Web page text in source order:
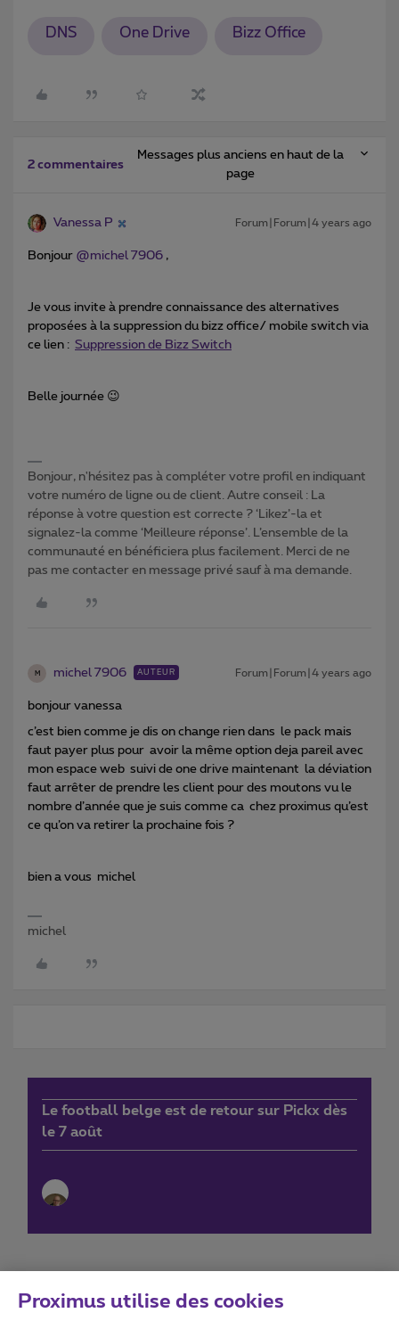
DNS One Drive Bizz Office
2 commentaires
Messages plus anciens en haut de la
page
Vanessa P Forum|Forum|4 years ago
Bonjour @michel 7906 ,
Je vous invite à prendre connaissance des alternatives
proposées à la suppression du bizz office/ mobile switch via
ce lien : Suppression de Bizz Switch
Belle journée 😉
Bonjour, n'hésitez pas à compléter votre profil en indiquant
votre numéro de ligne ou de client. Autre conseil : La
réponse à votre question est correcte ? ‘Likez’-la et
signalez-la comme ‘Meilleure réponse’. L’ensemble de la
communauté en bénéficiera plus facilement. Merci de ne
pas me contacter en message privé sauf à ma demande.
M michel 7906 AUTEUR Forum|Forum|4 years ago
bonjour vanessa
c’est bien comme je dis on change rien dans le pack mais
faut payer plus pour avoir la même option deja pareil avec
mon espace web suivi de one drive maintenant la déviation
faut arrêter de prendre les client pour des moutons vu le
nombre d’année que je suis comme ca chez proximus qu’est
ce qu’on va retirer la prochaine fois ?
bien a vous michel
michel
Le football belge est de retour sur Pickx dès
le 7 août
Proximus utilise des cookies